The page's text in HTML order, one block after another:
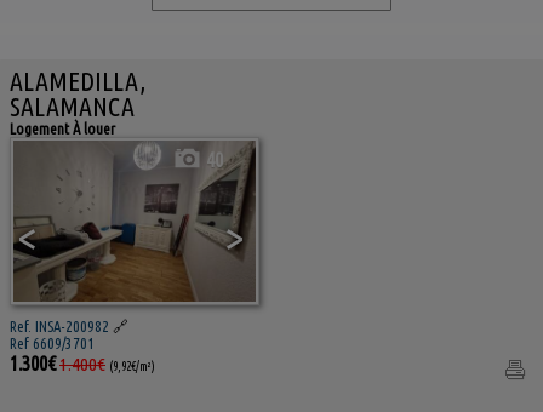
ALAMEDILLA,
SALAMANCA
Logement À louer
< >
40
Ref. INSA-200982 🔗
Ref 6609/3701
1.300€1.400€ (9,92€/m²)